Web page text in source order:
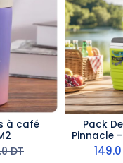
à café
DT
Pack
Pinnacle
BPA149.0